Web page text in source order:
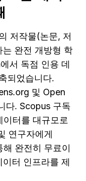
저작물(논문, 저
완전 개방형 학
서 독점 인용 데
되었습니다.
및 Open
다. Scopus 구독
터를 대규모로
연구자에게
완전히 무료이
터 인프라를 제